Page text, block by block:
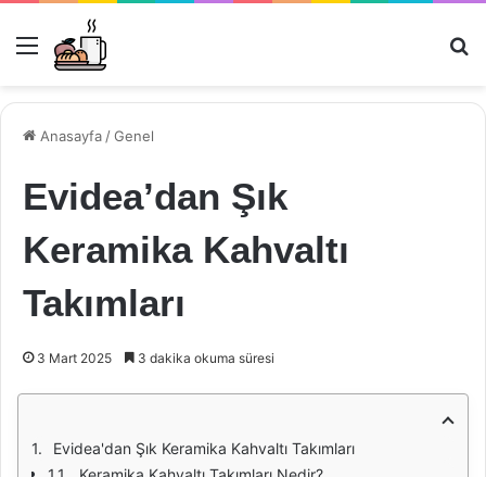
Menü
Anasayfa /Genel
Evidea’dan Şık
Keramika Kahvaltı
Takımları
3 Mart 2025 3 dakika okuma süresi
Evidea'dan Şık Keramika Kahvaltı Takımları